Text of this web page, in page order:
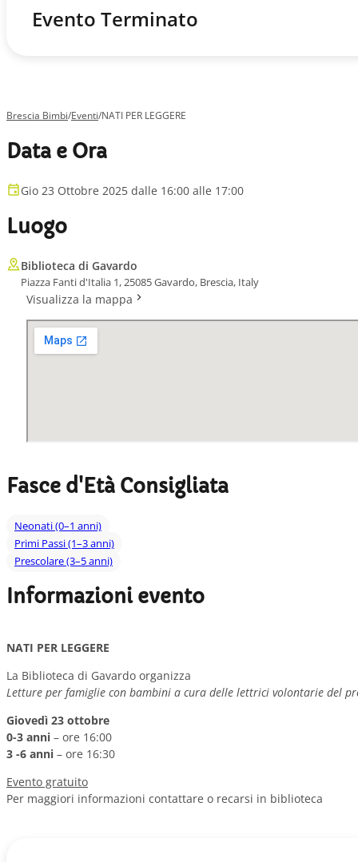
Evento Terminato
Brescia Bimbi/Eventi/NATI PER LEGGERE
Data e Ora
Gio 23 Ottobre 2025 dalle 16:00 alle 17:00
Luogo
Biblioteca di Gavardo
Piazza Fanti d'Italia 1, 25085 Gavardo, Brescia, Italy
Visualizza la mappa
Fasce d'Età Consigliata
Neonati (0–1 anni)
Primi Passi (1–3 anni)
Prescolare (3–5 anni)
Informazioni evento
NATI PER LEGGERE
La Biblioteca di Gavardo organizza
Letture per famiglie con bambini a cura delle lettrici volontarie del
Giovedì 23 ottobre
0-3 anni – ore 16:00
3 -6 anni – ore 16:30
Evento gratuito
Per maggiori informazioni contattare o recarsi in biblioteca